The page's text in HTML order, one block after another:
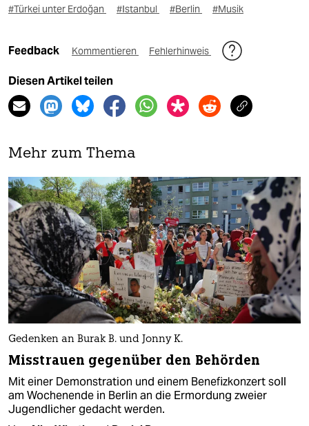
#Türkei unter Erdoğan #Istanbul #Berlin #Musik
Feedback Kommentieren Fehlerhinweis
Diesen Artikel teilen
Mehr zum Thema
Gedenken an Burak B. und Jonny K.
Misstrauen gegenüber den Behörden
Mit einer Demonstration und einem Benefizkonzert soll
am Wochenende in Berlin an die Ermordung zweier
Jugendlicher gedacht werden.